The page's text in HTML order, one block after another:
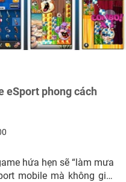
eSport phong cách
hứa hẹn sẽ “làm mưa
mobile mà không giới